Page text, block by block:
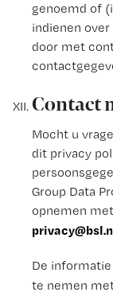
genoemd of
indienen
door met
Contact
Mocht u
dit privacy
Group Data
opnemen
De
te nemen